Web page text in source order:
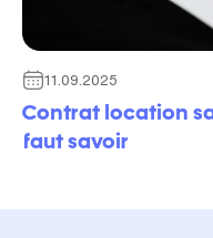
11.09.2025
Contrat location
faut savoir